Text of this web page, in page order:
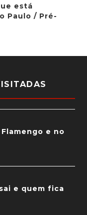
está
Paulo / Pré-
e no
e quem fica